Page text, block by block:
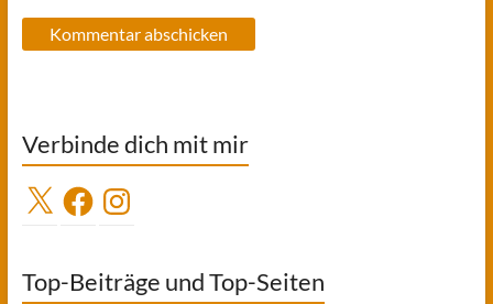
Verbinde dich mit mir
X FacebookInstagram
Top-Beiträge und Top-Seiten